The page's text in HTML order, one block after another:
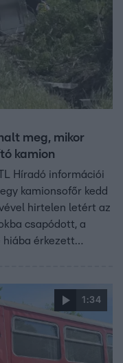
meg, mikor
kamion
Híradó információi
kamionsofőr kedd
hirtelen letért az
csapódott, a
hiába érkezett
1:34